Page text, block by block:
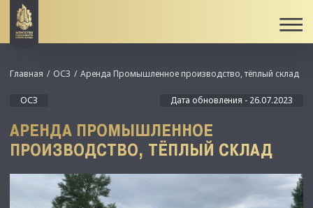
Главная ОСЗ Аренда Промышленное производство, тёплый склад
ОСЗ Дата обновления - 26.07.2023
АРЕНДА ПРОМЫШЛЕННОЕ
ПРОИЗВОДСТВО, ТЁПЛЫЙ СКЛАД